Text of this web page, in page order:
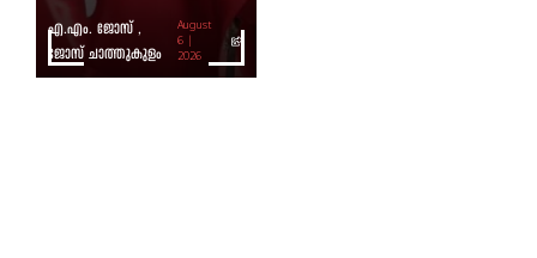
എ.എം. ജോസ് ,
ജോസ് ചാത്തുകുളം
August
6 |
2026